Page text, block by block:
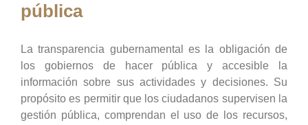
pública
La transparencia gubernamental es la obligación de
los gobiernos de hacer pública y accesible la
información sobre sus actividades y decisiones. Su
propósito es permitir que los ciudadanos supervisen la
gestión pública, comprendan el uso de los recursos,